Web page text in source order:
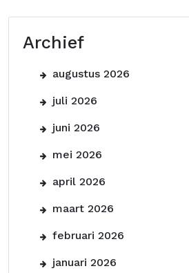
Archief
augustus 2026
juli 2026
juni 2026
mei 2026
april 2026
maart 2026
februari 2026
januari 2026